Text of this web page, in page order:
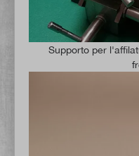
Supporto per